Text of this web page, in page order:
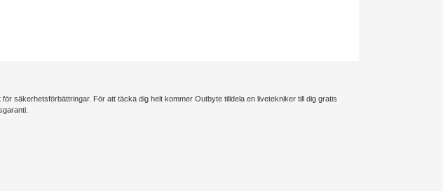
säkerhetsförbättringar. För att täcka dig helt kommer Outbyte tilldela en livetekniker till dig gratis